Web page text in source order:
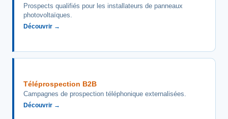
Prospects qualifiés pour les installateurs de panneaux
photovoltaïques.
Découvrir →
Téléprospection B2B
Campagnes de prospection téléphonique externalisées.
Découvrir →